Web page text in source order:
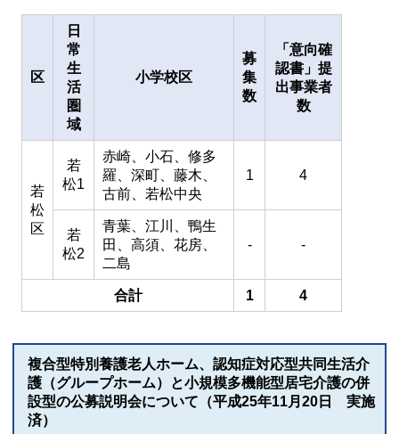
区
日
常
生
活
圏
域
小学校区
募
集
数
「意向確
認書」提
出事業者
数
若
松
区
若
松1
赤崎、小石、修多
羅、深町、藤木、
古前、若松中央
1 4
若
松2
青葉、江川、鴨生
田、高須、花房、
二島
- -
合計 1 4
複合型特別養護老人ホーム、認知症対応型共同生活介
護（グループホーム）と小規模多機能型居宅介護の併
設型の公募説明会について（平成25年11月20日 実施
済）